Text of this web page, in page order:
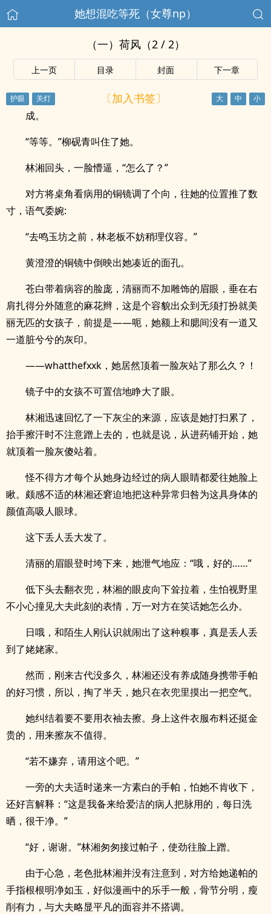
她想混吃等死（女尊np）
（一）荷风（2 / 2）
上一页 目录 封面 下一章
〔加入书签〕
成。
“等等。”柳砚青叫住了她。
林湘回头，一脸懵逼，“怎么了？”
对方将桌角看病用的铜镜调了个向，往她的位置推了数
寸，语气委婉:
“去鸣玉坊之前，林老板不妨稍理仪容。”
黄澄澄的铜镜中倒映出她凑近的面孔。
苍白带着病容的脸庞，清丽而不加雕饰的眉眼，垂在右
肩扎得分外随意的麻花辫，这是个容貌出众到无须打扮就美
丽无匹的女孩子，前提是——呃，她额上和腮间没有一道又
一道脏兮兮的灰印。
——whatthefxxk，她居然顶着一脸灰站了那么久？！
镜子中的女孩不可置信地睁大了眼。
林湘迅速回忆了一下灰尘的来源，应该是她打扫累了，
抬手擦汗时不注意蹭上去的，也就是说，从进药铺开始，她
就顶着一脸灰傻站着。
怪不得方才每个从她身边经过的病人眼睛都爱往她脸上
瞅。颇感不适的林湘还窘迫地把这种异常归咎为这具身体的
颜值高吸人眼球。
这下丢人丢大发了。
清丽的眉眼登时垮下来，她泄气地应：“哦，好的……”
低下头去翻衣兜，林湘的眼皮向下耸拉着，生怕视野里
不小心撞见大夫此刻的表情，万一对方在笑话她怎么办。
日哦，和陌生人刚认识就闹出了这种糗事，真是丢人丢
到了姥姥家。
然而，刚来古代没多久，林湘还没有养成随身携带手帕
的好习惯，所以，掏了半天，她只在衣兜里摸出一把空气。
她纠结着要不要用衣袖去擦。身上这件衣服布料还挺金
贵的，用来擦灰不值得。
“若不嫌弃，请用这个吧。”
一旁的大夫适时递来一方素白的手帕，怕她不肯收下，
还好言解释：“这是我备来给爱洁的病人把脉用的，每日洗
晒，很干净。”
“好，谢谢。”林湘匆匆接过帕子，使劲往脸上蹭。
由于心急，老色批林湘并没有注意到，对方给她递帕的
手指根根明净如玉，好似漫画中的乐手一般，骨节分明，瘦
削有力，与大夫略显平凡的面容并不搭调。